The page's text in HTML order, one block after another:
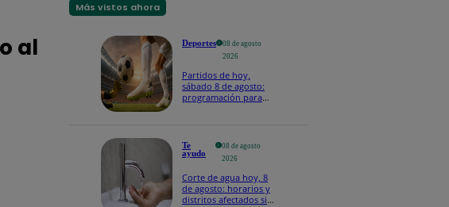
al
Más vistos ahora
Deportes
08 de agosto
2026
Partidos de hoy,
sábado 8 de agosto:
programación para
Te
ayudo
08 de agosto
2026
Corte de agua hoy, 8
de agosto: horarios y
distritos afectados sin